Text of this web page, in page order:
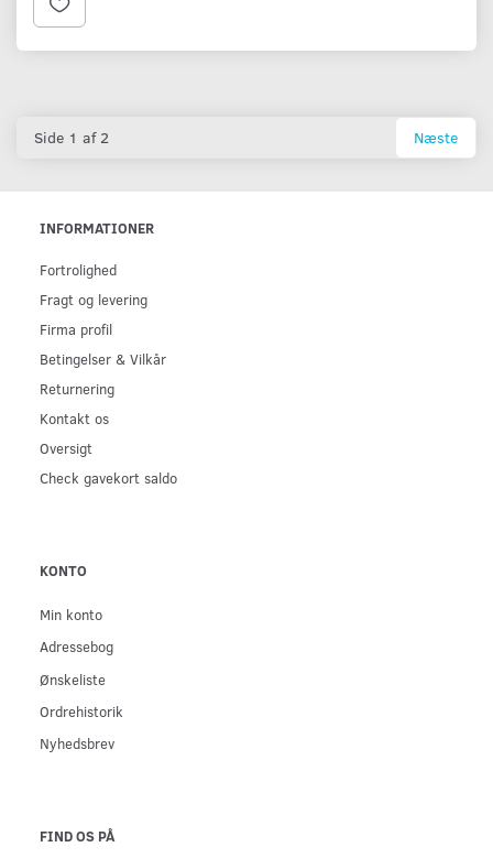
Side 1 af 2 Næste
INFORMATIONER
Fortrolighed
Fragt og levering
Firma profil
Betingelser & Vilkår
Returnering
Kontakt os
Oversigt
Check gavekort saldo
KONTO
Min konto
Adressebog
Ønskeliste
Ordrehistorik
Nyhedsbrev
FIND OS PÅ